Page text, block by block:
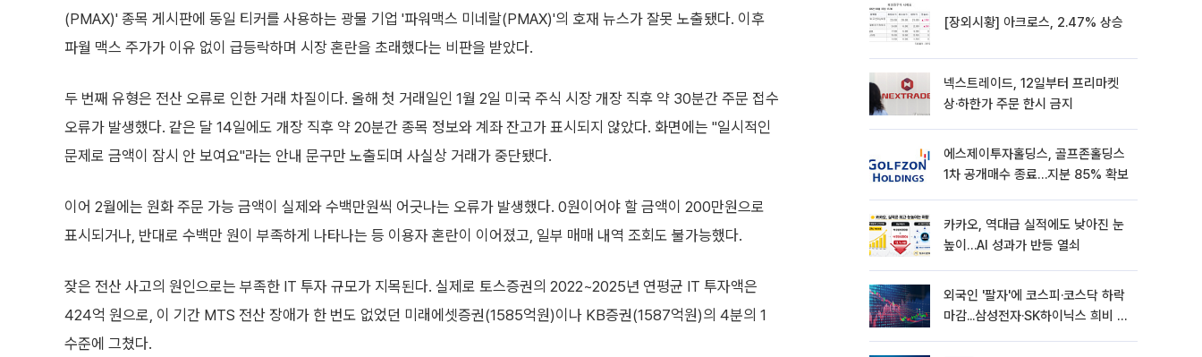
(PMAX)' 종목 게시판에 동일 티커를 사용하는 광물 기업 '파워맥스 미네랄(PMAX)'의 호재 뉴스가 잘못 노출됐다. 이후
파월 맥스 주가가 이유 없이 급등락하며 시장 혼란을 초래했다는 비판을 받았다.
두 번째 유형은 전산 오류로 인한 거래 차질이다. 올해 첫 거래일인 1월 2일 미국 주식 시장 개장 직후 약 30분간 주문 접수
오류가 발생했다. 같은 달 14일에도 개장 직후 약 20분간 종목 정보와 계좌 잔고가 표시되지 않았다. 화면에는 "일시적인
문제로 금액이 잠시 안 보여요"라는 안내 문구만 노출되며 사실상 거래가 중단됐다.
이어 2월에는 원화 주문 가능 금액이 실제와 수백만원씩 어긋나는 오류가 발생했다. 0원이어야 할 금액이 200만원으로
표시되거나, 반대로 수백만 원이 부족하게 나타나는 등 이용자 혼란이 이어졌고, 일부 매매 내역 조회도 불가능했다.
잦은 전산 사고의 원인으로는 부족한 IT 투자 규모가 지목된다. 실제로 토스증권의 2022~2025년 연평균 IT 투자액은
424억 원으로, 이 기간 MTS 전산 장애가 한 번도 없었던 미래에셋증권(1585억원)이나 KB증권(1587억원)의 4분의 1
수준에 그쳤다.
[장외시황] 아크로스, 2.47% 상승
넥스트레이드, 12일부터 프리마켓
상·하한가 주문 한시 금지
에스제이투자홀딩스, 골프존홀딩스
1차 공개매수 종료…지분 85% 확보
카카오, 역대급 실적에도 낮아진 눈
높이…AI 성과가 반등 열쇠
외국인 '팔자'에 코스피·코스닥 하락
마감...삼성전자·SK하이닉스 희비 갈